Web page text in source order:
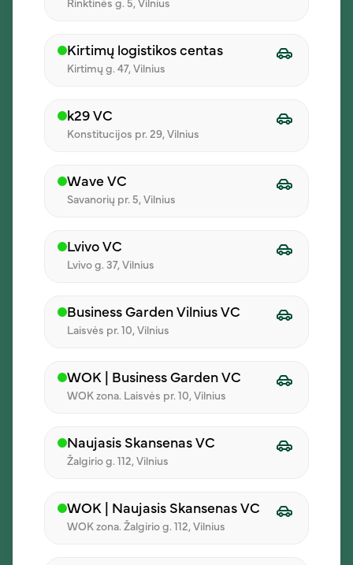
Pradėkite grupinį pietų užsakymą
Pakvieskite dalyvius
dienos meniu.
03
Patvirtinkite užsakymą
Matykite pasirinkimus, bendrą sumą ir
Gaukite pietus
adresu ir laiku.
Rinktinės g. 5, Vilnius
Kirtimų logistikos centas
Kirtimų g. 47, Vilnius
k29 VC
Konstitucijos pr. 29, Vilnius
Wave VC
Savanorių pr. 5, Vilnius
Lvivo VC
Lvivo g. 37, Vilnius
Business Garden Vilnius VC
Laisvės pr. 10, Vilnius
WOK | Business Garden VC
WOK zona. Laisvės pr. 10, Vilnius
Naujasis Skansenas VC
Žalgirio g. 112, Vilnius
WOK | Naujasis Skansenas VC
WOK zona. Žalgirio g. 112, Vilnius